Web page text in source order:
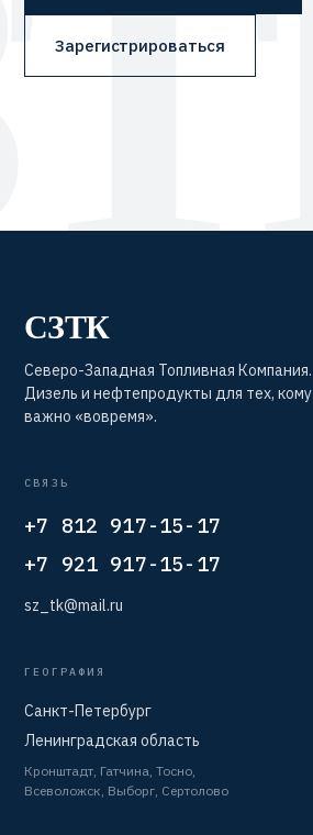
Зарегистрироваться
СЗТК
Северо-Западная Топливная Компания.
Дизель и нефтепродукты для тех, кому
важно «вовремя».
СВЯЗЬ
+7 812 917-15-17
+7 921 917-15-17
sz_tk@mail.ru
ГЕОГРАФИЯ
Санкт-Петербург
Ленинградская область
Кронштадт, Гатчина, Тосно,
Всеволожск, Выборг, Сертолово